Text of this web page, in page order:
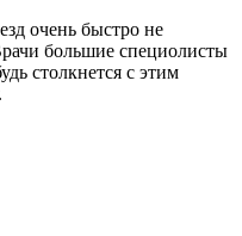
очень быстро не
большие специолисты
столкнется с этим